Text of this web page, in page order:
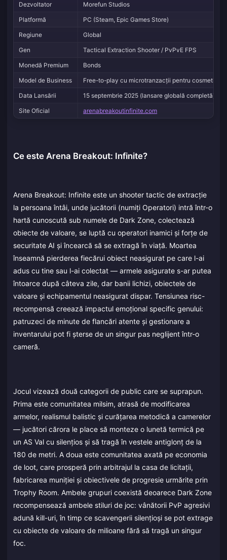
Dezvoltator
Morefun Studios
Platformă
PC (Steam, Epic Games Store)
Regiune
Global
Gen
Tactical Extraction Shooter / PvPvE FPS
Monedă Premium
Bonds
Model de Business
Free-to-play cu microtranzacții pentru cosmetice
Data Lansării
15 septembrie 2025 (lansare globală completă)
Site Oficial
arenabreakoutinfinite.com
Ce este Arena Breakout: Infinite?
Arena Breakout: Infinite este un shooter tactic de extracție
la persoana întâi, unde jucătorii (numiți Operatori) intră într-o
hartă cunoscută sub numele de Dark Zone, colectează
obiecte de valoare, se luptă cu operatori inamici și forțe de
securitate AI și încearcă să se extragă în viață. Moartea
înseamnă pierderea fiecărui obiect neasigurat pe care l-ai
adus cu tine sau l-ai colectat — armele asigurate s-ar putea
întoarce după câteva zile, dar banii lichizi, obiectele de
valoare și echipamentul neasigurat dispar. Tensiunea risc-
recompensă creează impactul emoțional specific genului:
patruzeci de minute de flancări atente și gestionare a
inventarului pot fi șterse de un singur pas neglijent într-o
cameră.
Jocul vizează două categorii de public care se suprapun.
Prima este comunitatea milsim, atrasă de modificarea
armelor, realismul balistic și curățarea metodică a camerelor
— jucători cărora le place să monteze o lunetă termică pe
un AS Val cu silențios și să tragă în vestele antiglonț de la
180 de metri. A doua este comunitatea axată pe economia
de loot, care prosperă prin arbitrajul la casa de licitații,
fabricarea muniției și obiectivele de progresie urmărite prin
Trophy Room. Ambele grupuri coexistă deoarece Dark Zone
recompensează ambele stiluri de joc: vânătorii PvP agresivi
adună kill-uri, în timp ce scavengerii silențioși se pot extrage
cu obiecte de valoare de milioane fără să tragă un singur
foc.